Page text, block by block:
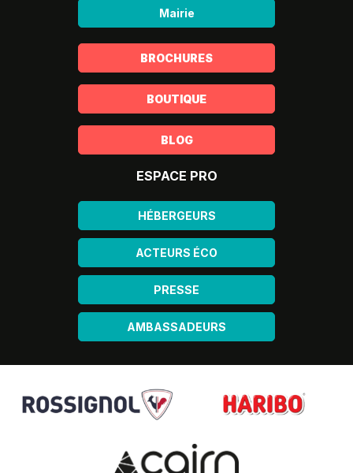
Mairie
BROCHURES
BOUTIQUE
BLOG
ESPACE PRO
HÉBERGEURS
ACTEURS ÉCO
PRESSE
AMBASSADEURS